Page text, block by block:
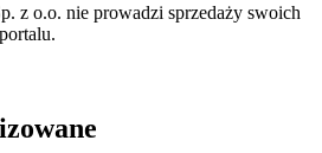
z o.o. nie prowadzi sprzedaży swoich